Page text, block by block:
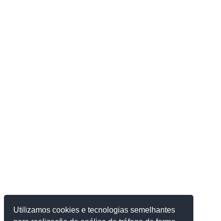
Utilizamos cookies e tecnologias semelhantes